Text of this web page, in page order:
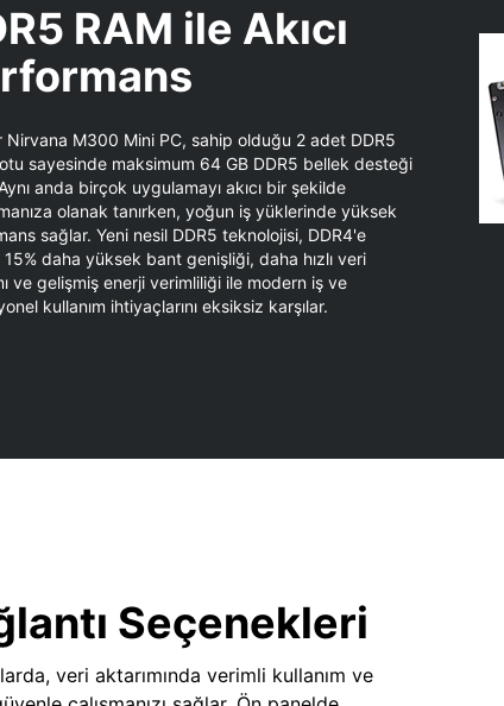
RAM ile Akıcı
Nirvana M300 Mini PC, sahip olduğu 2 adet DDR5
sayesinde maksimum 64 GB DDR5 bellek desteği
anda birçok uygulamayı akıcı bir şekilde
olanak tanırken, yoğun iş yüklerinde yüksek
sağlar. Yeni nesil DDR5 teknolojisi, DDR4'e
15% daha yüksek bant genişliği, daha hızlı veri
ve gelişmiş enerji verimliliği ile modern iş ve
kullanım ihtiyaçlarını eksiksiz karşılar.
Seçenekleri
veri aktarımında verimli kullanım ve